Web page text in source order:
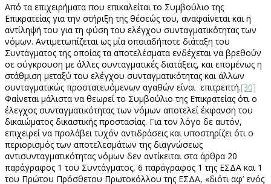
Από τα επιχειρήματα που επικαλείται το Συμβούλιο της
Επικρατείας για την στήριξη της θέσεώς του, αναφαίνεται και η
αντίληψή του για τη φύση του ελέγχου συνταγματικότητας των
νόμων. Αντιμετωπίζεται ως μία οποιαδήποτε διάταξη του
Συντάγματος της οποίας τα αποτελέσματα ενδέχεται να βρεθούν
σε σύγκρουση με άλλες συνταγματικές διατάξεις, και επομένως η
στάθμιση μεταξύ του ελέγχου συνταγματικότητας και άλλων
συνταγματικώς προστατευόμενων αγαθών είναι επιτρεπτή.[30]
Φαίνεται μάλιστα να θεωρεί το Συμβούλιο της Επικρατείας ότι ο
έλεγχος συνταγματικότητας των νόμων αποτελεί έκφανση του
δικαιώματος δικαστικής προστασίας. Για τον λόγο δε αυτόν,
επιχειρεί να προλάβει τυχόν αντιδράσεις και υποστηρίζει ότι ο
περιορισμός των αποτελεσμάτων της διαγνώσεως
αντισυνταγματικότητας νόμων δεν αντίκειται στα άρθρα 20
παράγραφος 1 του Συντάγματος, 6 παράγραφος 1 της ΕΣΔΑ και 1
του Πρώτου Πρόσθετου Πρωτοκόλλου της ΕΣΔΑ, «διότι αφ’ ενός